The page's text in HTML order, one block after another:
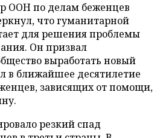
ООН по делам беженцев
что гуманитарной
для решения проблемы
Он призвал
выработать новый
в ближайшее десятилетие
зависящих от помощи,
резкий спад